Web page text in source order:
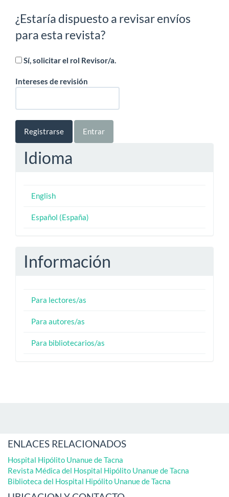
¿Estaría dispuesto a revisar envíos
para esta revista?
Sí, solicitar el rol Revisor/a.
Intereses de revisión
Registrarse Entrar
Idioma
English
Español (España)
Información
Para lectores/as
Para autores/as
Para bibliotecarios/as
ENLACES RELACIONADOS
Hospital Hipólito Unanue de Tacna
Revista Médica del Hospital Hipólito Unanue de Tacna
Biblioteca del Hospital Hipólito Unanue de Tacna